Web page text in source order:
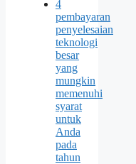
4
pembayaran
penyelesaian
teknologi
besar
yang
mungkin
memenuhi
syarat
untuk
Anda
pada
tahun